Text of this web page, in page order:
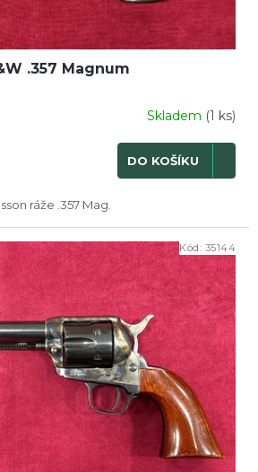
.357 Magnum
Skladem (1 ks)
DO KOŠÍKU
ráže .357 Mag.
Kód: 35144